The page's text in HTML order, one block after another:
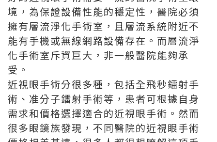
境，為保證設備性能的穩定性，醫院必須
擁有層流淨化手術室，且層流系統附近不
能有手機或無線網路設備存在。而層流淨
化手術室斥資巨大，非一般醫院能夠承
受。
近視眼手術分很多種，包括全飛秒鐳射手
術、准分子鐳射手術等，患者可根據自身
需求和價格選擇適合的近視眼手術。然而
很多眼鏡族發現，不同醫院的近視眼手術